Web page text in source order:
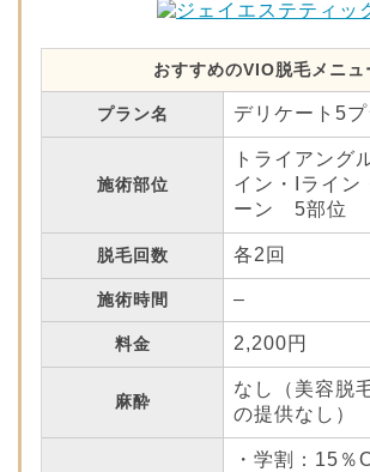
おすすめのVIO脱毛メニュ
プラン名 デリケート5プ
施術部位
トライアング
イン・Iライン
ーン 5部位
脱毛回数 各2回
施術時間 –
料金 2,200円
麻酔
なし（美容脱
の提供なし）
・学割：15％